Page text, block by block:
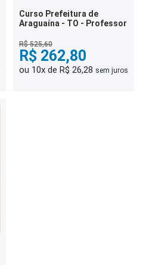
Curso Prefeitura de
Araguaína - TO - Professor
R$ 525,60
R$ 262,80
ou 10x de R$ 26,28 sem juros